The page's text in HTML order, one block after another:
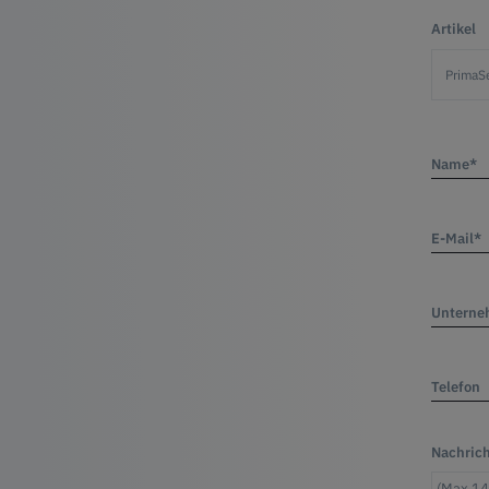
Artikel
Name*
E-Mail*
Telefon